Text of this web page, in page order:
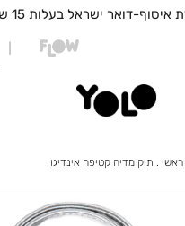
דואר ישראל בעלות 15 ש"ח!
ראשי ראשי
תיק מדיה קטיפה אינדיגו
אינדיגו